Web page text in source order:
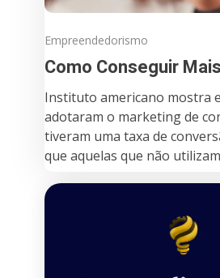
Empreendedorismo
Como Conseguir
Instituto americano mostra
adotaram o marketing de
tiveram uma taxa de
que aquelas que não